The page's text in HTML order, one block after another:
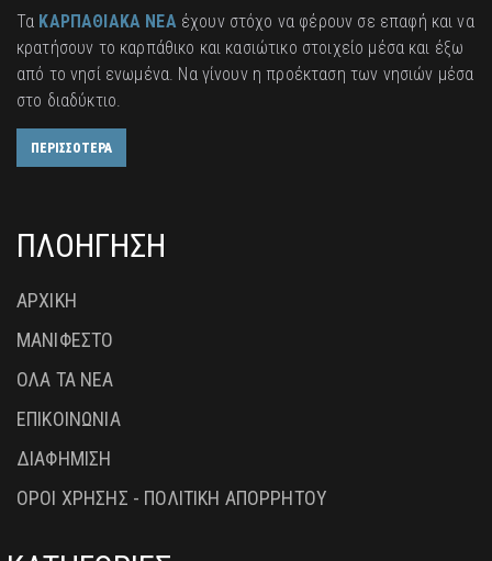
Τα ΚΑΡΠΑΘΙΑΚΑ ΝΕΑέχουν στόχο να φέρουν σε επαφή και να
κρατήσουν το καρπάθικο και κασιώτικο στοιχείο μέσα και έξω
από το νησί ενωμένα. Να γίνουν η προέκταση των νησιών μέσα
στο διαδύκτιο.
ΠΕΡΙΣΣΟΤΕΡΑ
ΠΛΟΗΓΗΣΗ
ΑΡΧΙΚΗ
ΜΑΝΙΦΕΣΤΟ
ΟΛΑ ΤΑ ΝΕΑ
ΕΠΙΚΟΙΝΩΝΙΑ
ΔΙΑΦΗΜΙΣΗ
ΟΡΟΙ ΧΡΗΣΗΣ - ΠΟΛΙΤΙΚΗ ΑΠΟΡΡΗΤΟΥ